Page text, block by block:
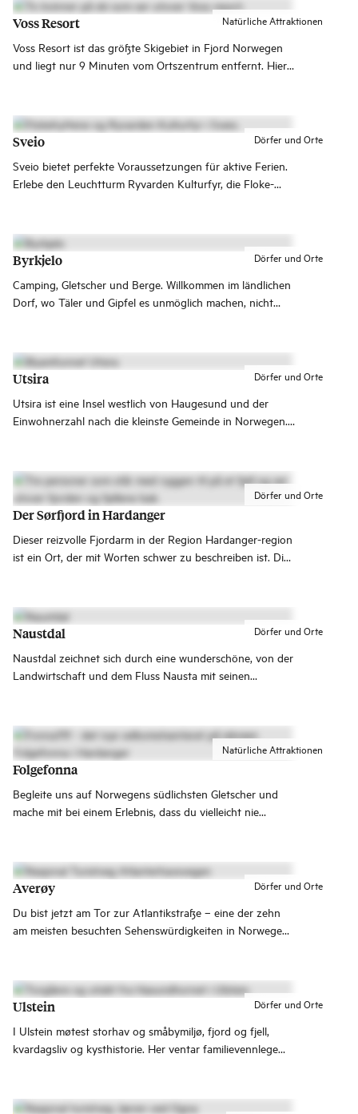
Natürliche Attraktionen
Voss Resort
Voss Resort ist das größte Skigebiet in Fjord Norwegen
und liegt nur 9 Minuten vom Ortszentrum entfernt. Hier
Dörfer und Orte
Sveio
Sveio bietet perfekte Voraussetzungen für aktive Ferien.
Erlebe den Leuchtturm Ryvarden Kulturfyr, die Floke-
Dörfer und Orte
Byrkjelo
Camping, Gletscher und Berge. Willkommen im ländlichen
Dorf, wo Täler und Gipfel es unmöglich machen, nicht
Dörfer und Orte
Utsira
Utsira ist eine Insel westlich von Haugesund und der
Einwohnerzahl nach die kleinste Gemeinde in Norwegen.
Dörfer und Orte
Der Sørfjord in Hardanger
Dieser reizvolle Fjordarm in der Region Hardanger-region
ist ein Ort, der mit Worten schwer zu beschreiben ist. Dies
Dörfer und Orte
Naustdal
Naustdal zeichnet sich durch eine wunderschöne, von der
Landwirtschaft und dem Fluss Nausta mit seinen
Natürliche Attraktionen
Folgefonna
Begleite uns auf Norwegens südlichsten Gletscher und
mache mit bei einem Erlebnis, dass du vielleicht nie
Dörfer und Orte
Averøy
Du bist jetzt am Tor zur Atlantikstraße – eine der zehn
am meisten besuchten Sehenswürdigkeiten in Norwegen.
Meer trifft.
Dörfer und Orte
Ulstein
I Ulstein møtest storhav og småbymiljø, fjord og fjell,
kvardagsliv og kysthistorie. Her ventar familievennlege
Hareid og resten av vakre søre Sunnmøre.